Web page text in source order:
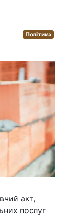
Політика
акт,
послуг